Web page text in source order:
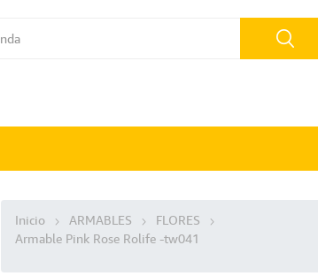
Inicio ARMABLES
FLORES
Armable Pink Rose Rolife -tw041